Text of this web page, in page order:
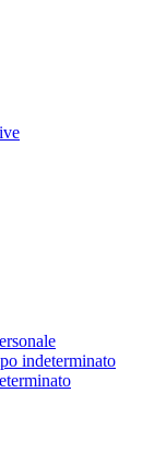
indeterminato